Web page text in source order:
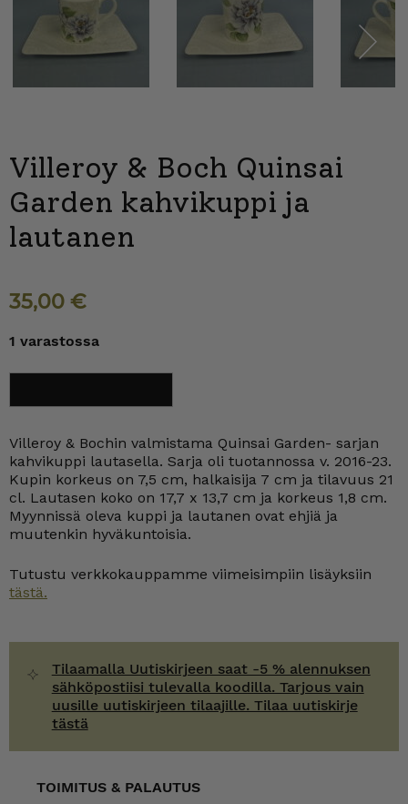
Villeroy & Boch Quinsai
Garden kahvikuppi ja
lautanen
35,00 €
1 varastossa
Boch
kahvikuppi
ja
lautanen
määrä
Villeroy & Bochin valmistama Quinsai Garden- sarjan
kahvikuppi lautasella. Sarja oli tuotannossa v. 2016-23.
Kupin korkeus on 7,5 cm, halkaisija 7 cm ja tilavuus 21
cl. Lautasen koko on 17,7 x 13,7 cm ja korkeus 1,8 cm.
Myynnissä oleva kuppi ja lautanen ovat ehjiä ja
muutenkin hyväkuntoisia.
Tutustu verkkokauppamme viimeisimpiin lisäyksiin
tästä.
Tilaamalla Uutiskirjeen saat -5 % alennuksen
sähköpostiisi tulevalla koodilla. Tarjous vain
uusille uutiskirjeen tilaajille. Tilaa uutiskirje
tästä
TOIMITUS & PALAUTUS